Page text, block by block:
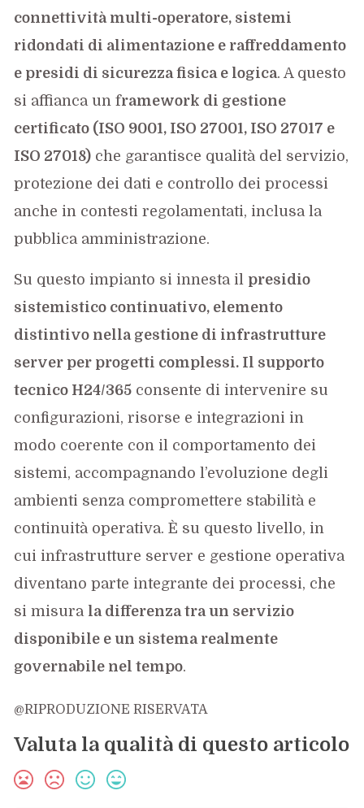
connettività multi-operatore, sistemi
ridondati di alimentazione e raffreddamento
e presidi di sicurezza fisica e logica. A questo
si affianca un framework di gestione
certificato (ISO 9001, ISO 27001, ISO 27017 e
ISO 27018) che garantisce qualità del servizio,
protezione dei dati e controllo dei processi
anche in contesti regolamentati, inclusa la
pubblica amministrazione.
Su questo impianto si innesta il presidio
sistemistico continuativo, elemento
distintivo nella gestione di infrastrutture
server per progetti complessi. Il supporto
tecnico H24/365 consente di intervenire su
configurazioni, risorse e integrazioni in
modo coerente con il comportamento dei
sistemi, accompagnando l’evoluzione degli
ambienti senza compromettere stabilità e
continuità operativa. È su questo livello, in
cui infrastrutture server e gestione operativa
diventano parte integrante dei processi, che
si misura la differenza tra un servizio
disponibile e un sistema realmente
governabile nel tempo.
@RIPRODUZIONE RISERVATA
Valuta la qualità di questo articolo